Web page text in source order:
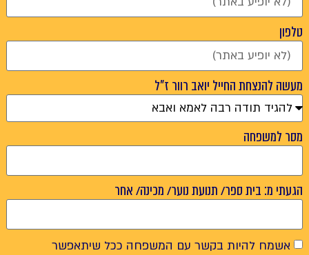
טלפון
מעשה להנצחת החייל יואב רוור ז"ל
מסר למשפחה
הגעתי מ: בית ספר/ תנועת נוער/ מכינה/ אחר
אשמח להיות בקשר עם המשפחה ככל שיתאפשר